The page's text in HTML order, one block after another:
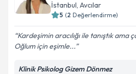
İstanbul, Avcılar
5 (2 Değerlendirme)
Kardeşimin aracılığı ile tanıştık ama
Oğlum için eşimle...
Klinik Psikolog Gizem Dönmez